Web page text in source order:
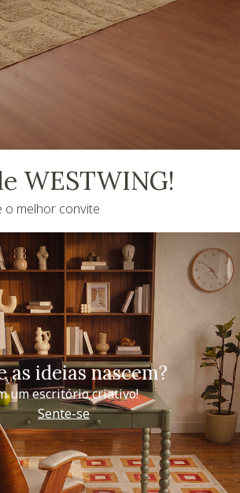
WESTWING!
o melhor convite
as ideias nascem?
um escritório criativo!
Sente-se